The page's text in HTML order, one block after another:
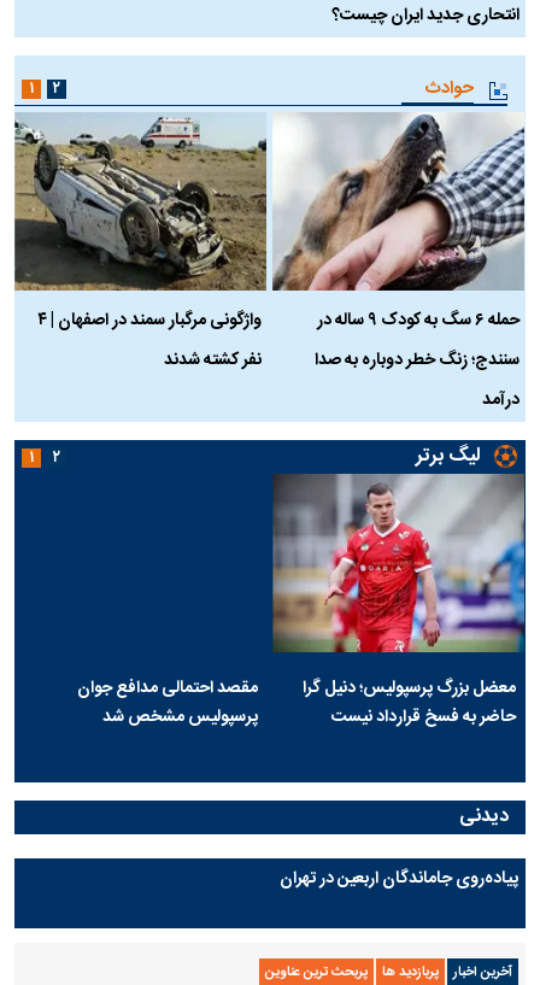
انتحاری جدید ایران چیست؟
حوادث
حمله ۶ سگ به کودک ۹ ساله در
سنندج؛ زنگ خطر دوباره به صدا
درآمد
واژگونی مرگبار سمند در اصفهان | ۴
نفر کشته شدند
۱ ۲
لیگ برتر
معضل بزرگ پرسپولیس؛ دنیل گرا
حاضر به فسخ قرارداد نیست
مقصد احتمالی مدافع جوان
پرسپولیس مشخص شد
۱ ۲
دیدنی